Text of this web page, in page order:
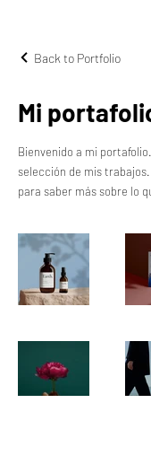
Back to Portfolio
Mi
Bienvenido a mi
selección de mis
para saber más sobre lo